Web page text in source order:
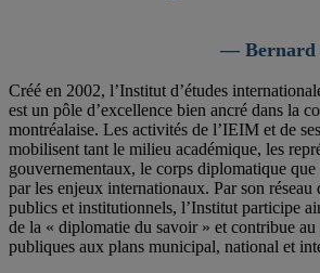
— Bernard
Créé en 2002, l’Institut d’études
est un pôle d’excellence bien ancré dans la
montréalaise. Les activités de l’IEIM et de
mobilisent tant le milieu académique, les
gouvernementaux, le corps diplomatique que
par les enjeux internationaux. Par son réseau
publics et institutionnels, l’Institut participe
de la « diplomatie du savoir » et contribue
publiques aux plans municipal, national et